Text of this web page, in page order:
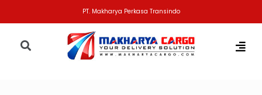
PT. Makharya Perkasa Transindo